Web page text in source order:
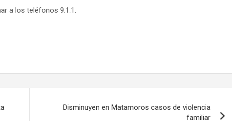
a los teléfonos 9.1.1.
Disminuyen en Matamoros casos de violencia
familiar